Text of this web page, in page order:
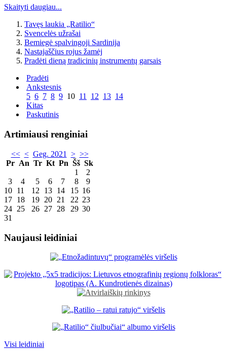
Skaityti daugiau...
Tavęs laukia „Ratilio“
Svencelės užrašai
Bemiegė spalvingoji Sardinija
Nastajaščius rojus žamėj
Pradėti dieną tradicinių instrumentų garsais
Pradėti
Ankstesnis
5 6 7 8 9 10 11 12 13 14
Kitas
Paskutinis
Artimiausi renginiai
<< < Geg. 2021 > >>
Pr An Tr Kt Pn Šš Sk
1
2
3
4 5 6 7 8
9
10 11 12 13 14 15 16
17 18 19 20 21 22 23
24 25 26 27 28 29 30
31
Naujausi leidiniai
Visi leidiniai